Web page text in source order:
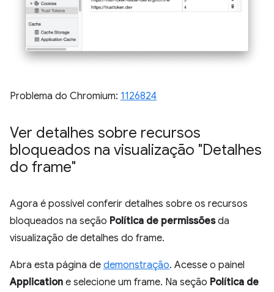
Problema do Chromium: 1126824
Ver detalhes sobre recursos
bloqueados na visualização "Detalhes
do frame"
Agora é possível conferir detalhes sobre os recursos
bloqueados na seção Política de permissõesda
visualização de detalhes do frame.
Abra esta página de demonstração. Acesse o painel
Application e selecione um frame. Na seção Política de